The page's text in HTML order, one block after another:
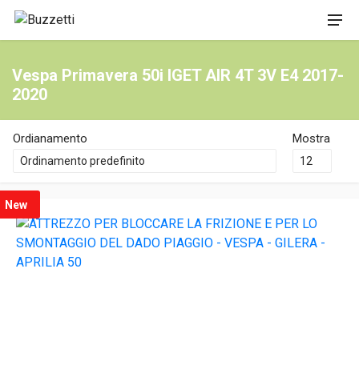
Vespa Primavera 50i IGET AIR 4T 3V E4 2017-
2020
Ordianamento Mostra
New